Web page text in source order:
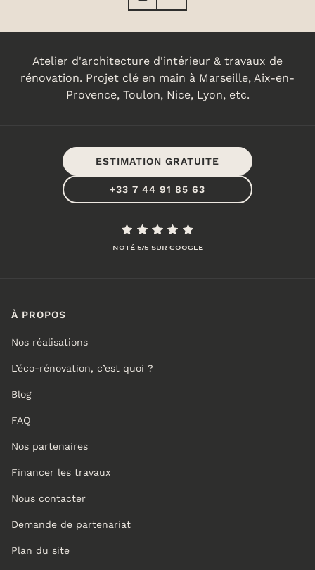
Atelier d'architecture d'intérieur & travaux de
rénovation. Projet clé en main à Marseille, Aix-en-
Provence, Toulon, Nice, Lyon, etc.
ESTIMATION GRATUITE
+33 7 44 91 85 63
NOTÉ 5/5 SUR GOOGLE
À PROPOS
Nos réalisations
L’éco-rénovation, c’est quoi ?
Blog
FAQ
Nos partenaires
Financer les travaux
Nous contacter
Demande de partenariat
Plan du site